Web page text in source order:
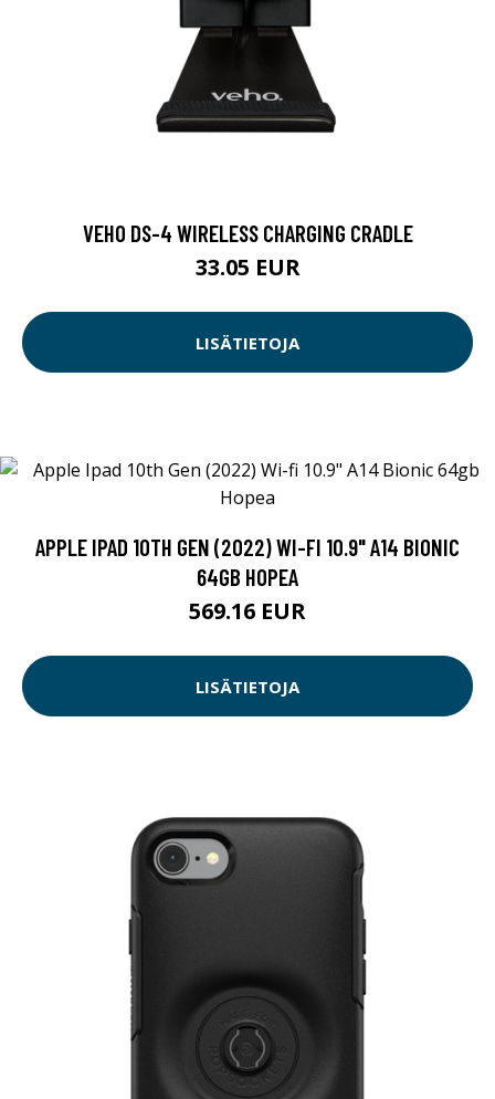
VEHO DS-4 WIRELESS CHARGING CRADLE
33.05 EUR
LISÄTIETOJA
APPLE IPAD 10TH GEN (2022) WI-FI 10.9" A14 BIONIC
64GB HOPEA
569.16 EUR
LISÄTIETOJA